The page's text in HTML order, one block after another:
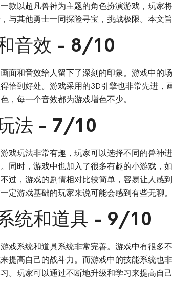
款以超凡兽神为主题的角色扮演游戏，玩家
与其他勇士一同探险寻宝，挑战极限。本文
音效 - 8/10
面和音效给人留下了深刻的印象。游戏中的
恰到好处。游戏采用的3D引擎也非常先进，
，每一个音效都为游戏增色不少。
法 - 7/10
戏玩法非常有趣，玩家可以选择不同的兽神
同时，游戏中也加入了很多有趣的小游戏，
过，游戏的剧情相对比较简单，容易让人感
定游戏基础的玩家来说可能会感到有些无聊。
统和道具 - 9/10
戏系统和道具系统非常完善。游戏中有很多
提高自己的战斗力。而游戏中的技能系统也
。玩家可以通过不断地升级和学习来提高自己